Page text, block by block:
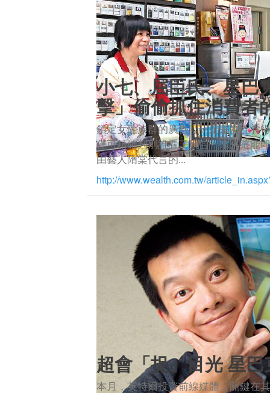
小七、屈臣氏、星
擊」偷偷抓住消費者
鎖定女性族群的廣告，一定是女性看
僅可精確判別誰看了廣告，未來還能
由藝人隋棠代言的...
http://www.wealth.com.tw/
超會「捉」目光 星
本月，英特爾投資前線媒體，關鍵在